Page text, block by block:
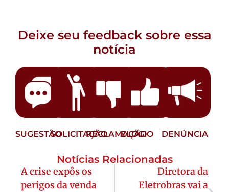
Deixe seu feedback sobre essa
notícia
SUGESTÃOSOLICITAÇÃORECLAMAÇÃO
ELOGIO DENÚNCIA
Notícias Relacionadas
A crise expôs os
perigos da venda
Diretora da
Eletrobras vai a